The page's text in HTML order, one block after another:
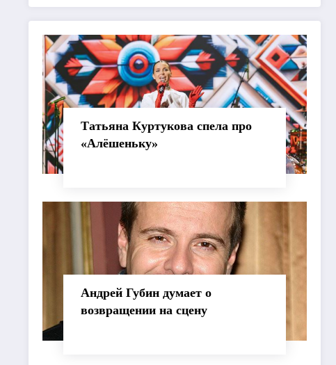
переведут на язык
хореографии
дружбе сурка и
Татьяна Куртукова спела про
«Алёшеньку»
Андрей Губин думает о
возвращении на сцену